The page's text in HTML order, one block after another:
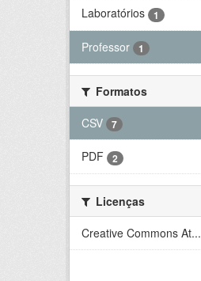
Laboratórios 1
Professor 1
Formatos
CSV
7
PDF 2
Licenças
Creative Commons At...